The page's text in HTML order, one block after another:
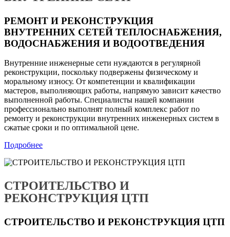
РЕМОНТ И РЕКОНСТРУКЦИЯ
ВНУТРЕННИХ СЕТЕЙ ТЕПЛОСНАБЖЕНИЯ,
ВОДОСНАБЖЕНИЯ И ВОДООТВЕДЕНИЯ
Внутренние инженерные сети нуждаются в регулярной
реконструкции, поскольку подвержены физическому и
моральному износу. От компетенции и квалификации
мастеров, выполняющих работы, напрямую зависит качество
выполненной работы. Специалисты нашей компании
профессионально выполнят полный комплекс работ по
ремонту и реконструкции внутренних инженерных систем в
сжатые сроки и по оптимальной цене.
Подробнее
СТРОИТЕЛЬСТВО И
РЕКОНСТРУКЦИЯ ЦТП
СТРОИТЕЛЬСТВО И РЕКОНСТРУКЦИЯ ЦТП